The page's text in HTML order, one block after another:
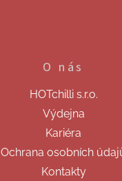
O nás
HOTchilli s.r.o.
Výdejna
Kariéra
Ochrana osobních
Kontakty